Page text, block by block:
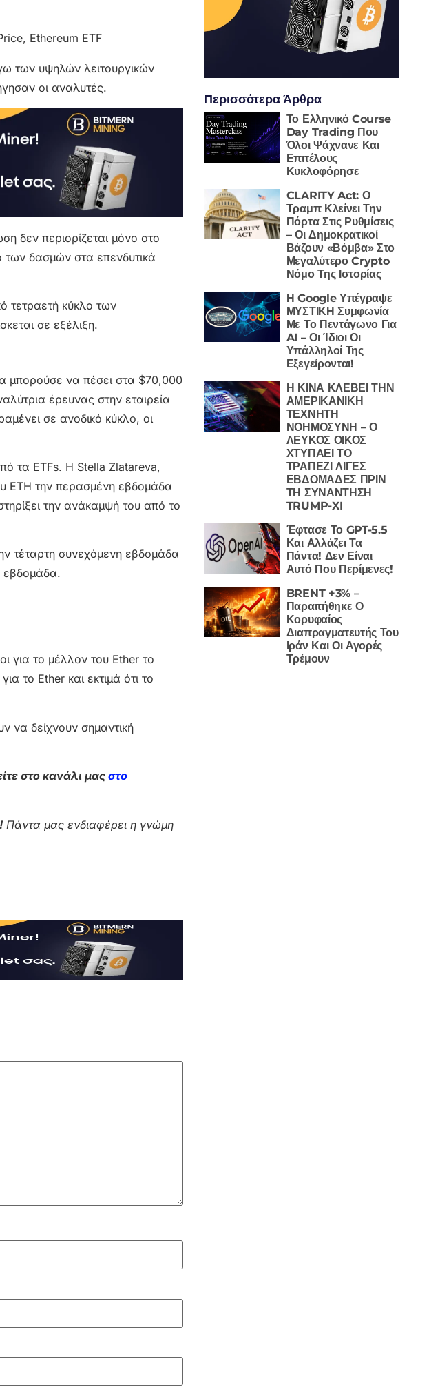
των υψηλών λειτουργικών
οι αναλυτές.
δεν περιορίζεται μόνο στο
των δασμών στα επενδυτικά
τετραετή κύκλο των
σε εξέλιξη.
μπορούσε να πέσει στα $70,000
έρευνας στην εταιρεία
σε ανοδικό κύκλο, οι
τα ETFs. Η Stella Zlatareva,
ETH την περασμένη εβδομάδα
την ανάκαμψή του από το
τέταρτη συνεχόμενη εβδομάδα
εβδομάδα.
για το μέλλον του Ether το
το Ether και εκτιμά ότι το
να δείχνουν σημαντική
στο κανάλι μας στο
Πάντα μας ενδιαφέρει η γνώμη
Περισσότερα Άρθρα
Το Ελληνικό Course
Day Trading Που
Όλοι Ψάχνανε Και
Επιτέλους
Κυκλοφόρησε
CLARITY Act: Ο
Τραμπ Κλείνει Την
Πόρτα Στις Ρυθμίσεις
– Οι Δημοκρατικοί
Βάζουν «Βόμβα» Στο
Μεγαλύτερο Crypto
Νόμο Της Ιστορίας
Η Google Υπέγραψε
ΜΥΣΤΙΚΗ Συμφωνία
Με Το Πεντάγωνο Για
AI – Οι Ίδιοι Οι
Υπάλληλοί Της
Εξεγείρονται!
Η ΚΙΝΑ ΚΛΕΒΕΙ ΤΗΝ
ΑΜΕΡΙΚΑΝΙΚΗ
ΤΕΧΝΗΤΗ
ΝΟΗΜΟΣΥΝΗ – Ο
ΛΕΥΚΟΣ ΟΙΚΟΣ
ΧΤΥΠΑΕΙ ΤΟ
ΤΡΑΠΕΖΙ ΛΙΓΕΣ
ΕΒΔΟΜΑΔΕΣ ΠΡΙΝ
ΤΗ ΣΥΝΑΝΤΗΣΗ
TRUMP-XI
Έφτασε Το GPT-5.5
Και Αλλάζει Τα
Πάντα! Δεν Είναι
Αυτό Που Περίμενες!
BRENT +3% –
Παραιτήθηκε Ο
Κορυφαίος
Διαπραγματευτής Του
Ιράν Και Οι Αγορές
Τρέμουν